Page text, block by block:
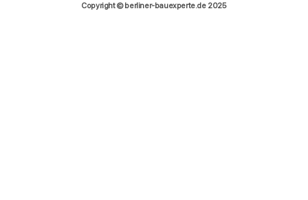
Copyright © berliner-bauexperte.de 2025